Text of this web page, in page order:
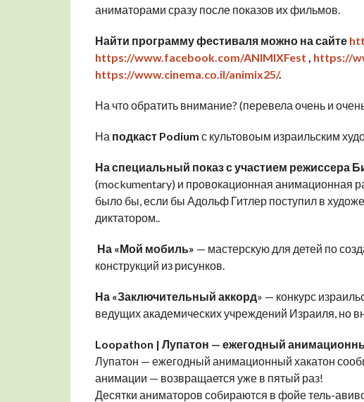
аниматорами сразу после показов их фильмов.
Найти программу фестиваля можно на сайте
https://www.facebook.com/ANIMIXFest , https://
https://www.cinema.co.il/animix25/.
На что обратить внимание? (перевела очень и
На подкаст Podium с культовоым израильским
На специальный показ с участием режиссера
(mockumentary) и провокационная анимационная
было бы, если бы Адольф Гитлер поступил в
диктатором..
На «Мой мобиль» — мастерскую для детей по
конструкций из рисунков.
На «Заключительный аккорд» — конкурс
ведущих академических учреждений Израиля, но
Loopathon | Лупатон — ежегодный
Лупатон — ежегодный анимационный хакатон
анимации — возвращается уже в пятый раз!
Десятки аниматоров собираются в фойе тель-